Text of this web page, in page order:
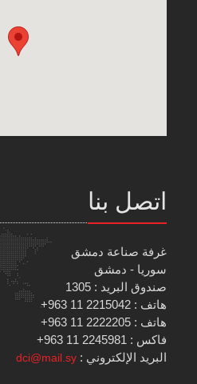
اتصل بنا
غرفة صناعة دمشق
سوريا - دمشق
صندوق البريد : 1305
هاتف : 2215042 11 963+
هاتف : 2222205 11 963+
فاكس : 2245981 11 963+
البريد الإلكتروني :dci@mail.sy